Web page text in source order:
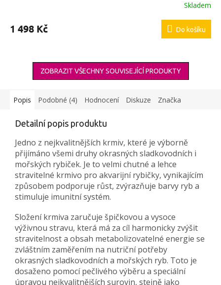
Skladem
1 498 Kč Do košíku
ZOBRAZIT VŠECHNY SOUVISEJÍCÍ PRODUKTY
Popis Podobné (4) Hodnocení Diskuze Značka
Detailní popis produktu
Jedno z nejkvalitnějších krmiv, které je výborně
přijímáno všemi druhy okrasných sladkovodních i
mořských rybiček. Je to velmi chutné a lehce
stravitelné krmivo pro akvarijní rybičky, vynikajícím
způsobem podporuje růst, zvýrazňuje barvy ryb a
stimuluje imunitní systém.
Složení krmiva zaručuje špičkovou a vysoce
výživnou stravu, která má za cíl harmonicky zvýšit
stravitelnost a obsah metabolizovatelné energie se
zvláštním zaměřením na nutriční potřeby
okrasných sladkovodních a mořských ryb. Toto je
dosaženo pomocí pečlivého výběru a speciální
úpravou nejkvalitnějších surovin, stejně jako